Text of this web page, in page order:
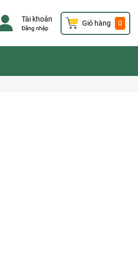
Tài khoản
Đăng nhập
Giỏ hàng 0